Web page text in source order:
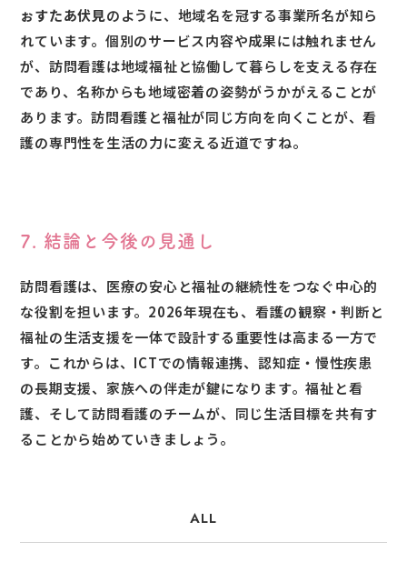
ぉすたあ伏見のように、地域名を冠する事業所名が知ら
れています。個別のサービス内容や成果には触れません
が、訪問看護は地域福祉と協働して暮らしを支える存在
であり、名称からも地域密着の姿勢がうかがえることが
あります。訪問看護と福祉が同じ方向を向くことが、看
護の専門性を生活の力に変える近道ですね。
7. 結論と今後の見通し
訪問看護は、医療の安心と福祉の継続性をつなぐ中心的
な役割を担います。2026年現在も、看護の観察・判断と
福祉の生活支援を一体で設計する重要性は高まる一方で
す。これからは、ICTでの情報連携、認知症・慢性疾患
の長期支援、家族への伴走が鍵になります。福祉と看
護、そして訪問看護のチームが、同じ生活目標を共有す
ることから始めていきましょう。
ALL